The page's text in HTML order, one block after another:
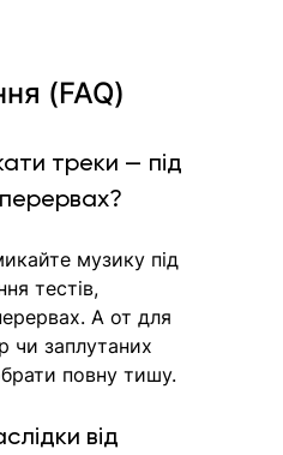
(FAQ)
треки — під
музику під
тестів,
А от для
чи заплутаних
повну тишу.
від